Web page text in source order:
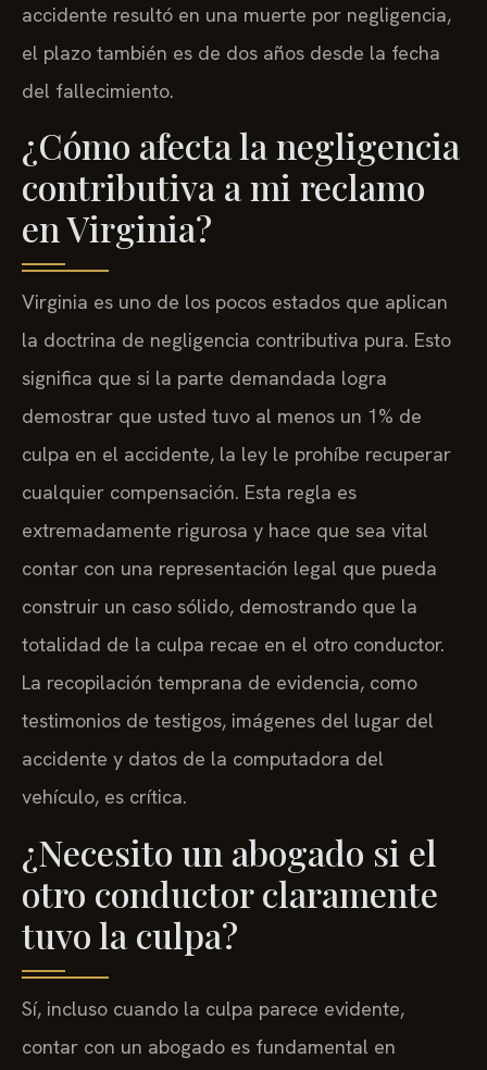
accidente resultó en una muerte por negligencia,
el plazo también es de dos años desde la fecha
del fallecimiento.
¿Cómo afecta la negligencia
contributiva a mi reclamo
en Virginia?
Virginia es uno de los pocos estados que aplican
la doctrina de negligencia contributiva pura. Esto
significa que si la parte demandada logra
demostrar que usted tuvo al menos un 1% de
culpa en el accidente, la ley le prohíbe recuperar
cualquier compensación. Esta regla es
extremadamente rigurosa y hace que sea vital
contar con una representación legal que pueda
construir un caso sólido, demostrando que la
totalidad de la culpa recae en el otro conductor.
La recopilación temprana de evidencia, como
testimonios de testigos, imágenes del lugar del
accidente y datos de la computadora del
vehículo, es crítica.
¿Necesito un abogado si el
otro conductor claramente
tuvo la culpa?
Sí, incluso cuando la culpa parece evidente,
contar con un abogado es fundamental en